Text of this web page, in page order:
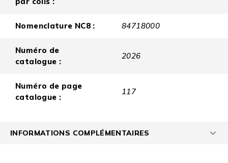
Nomenclature NC8 : 84718000
Numéro de
catalogue :
2026
Numéro de page
catalogue :
117
INFORMATIONS COMPLÉMENTAIRES